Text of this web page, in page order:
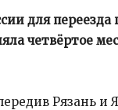
для переезда
четвёртое
Рязань и